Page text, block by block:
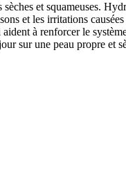
et squameuses.
et les irritations
à renforcer le
une peau propre et